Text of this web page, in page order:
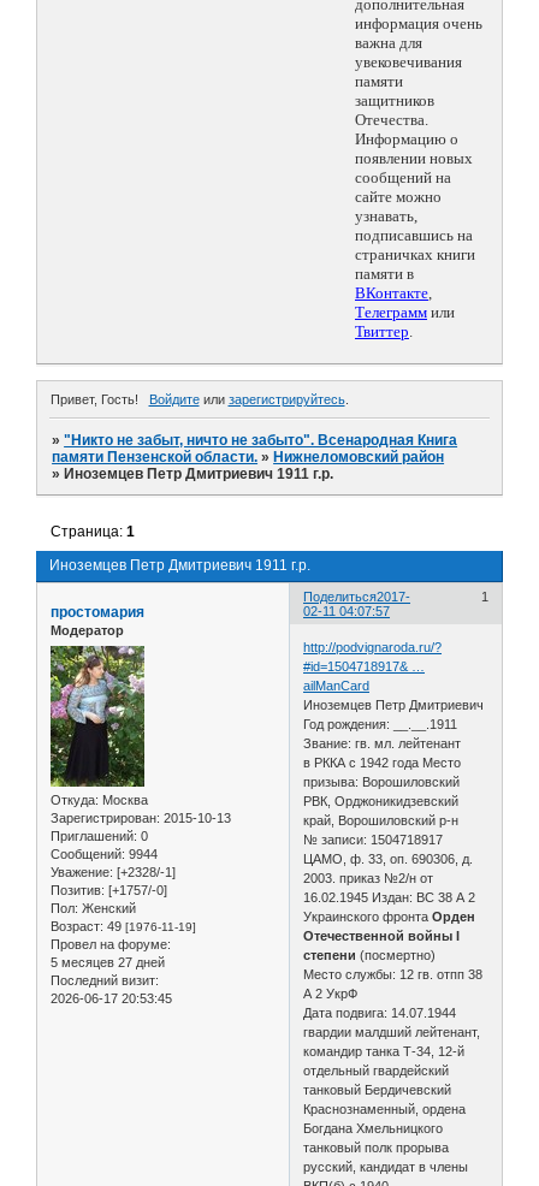
дополнительная
информация очень
важна для
увековечивания
памяти
защитников
Отечества.
Информацию о
появлении новых
сообщений на
сайте можно
узнавать,
подписавшись на
страничках книги
памяти в
ВКонтакте,
Телеграмм или
Твиттер.
Привет, Гость! Войдитеили зарегистрируйтесь.
»"Никто не забыт, ничто не забыто". Всенародная Книга
памяти Пензенской области. » Нижнеломовский район
» Иноземцев Петр Дмитриевич 1911 г.р.
Иноземцев Петр Дмитриевич 1911 г.р.
Страница:1
Поделиться 1
2017-
02-11 04:07:57
простомария
Модератор
Откуда: Москва
Зарегистрирован: 2015-10-13
Приглашений: 0
Сообщений: 9944
Уважение: [+2328/-1]
Позитив: [+1757/-0]
Пол: Женский
Возраст: 49 [1976-11-19]
Провел на форуме:
5 месяцев 27 дней
Последний визит:
2026-06-17 20:53:45
http://podvignaroda.ru/?
#id=1504718917& …
ailManCard
Иноземцев Петр Дмитриевич
Год рождения: __.__.1911
Звание: гв. мл. лейтенант
в РККА с 1942 года Место
призыва: Ворошиловский
РВК, Орджоникидзевский
край, Ворошиловский р-н
№ записи: 1504718917
ЦАМО, ф. 33, оп. 690306, д.
2003. приказ №2/н от
16.02.1945 Издан: ВС 38 А 2
Украинского фронтаОрден
Отечественной войны I
степени (посмертно)
Место службы: 12 гв. отпп 38
А 2 УкрФ
Дата подвига: 14.07.1944
гвардии малдший лейтенант,
командир танка Т-34, 12-й
отдельный гвардейский
танковый Бердичевский
Краснознаменный, ордена
Богдана Хмельницкого
танковый полк прорыва
русский, кандидат в члены